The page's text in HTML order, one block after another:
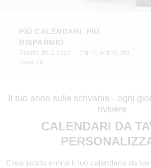
PIÙ CALENDARI, PIÙ
RISPARMIO
Sconto da 2 pezzi – più ne ordini, più
risparmi.
Il tuo anno sulla scrivania - ogni
rivivere
CALENDARI DA
Crea subito online il tuo calendario da